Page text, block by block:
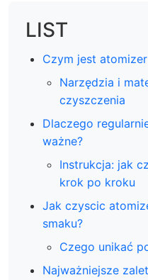
LIST
Czym jest
Narzędzia i
czyszczenia
Dlaczego
ważne?
Instrukcja: jak
krok po kroku
Jak czyscic
smaku?
Czego unikać
Najważniejsze